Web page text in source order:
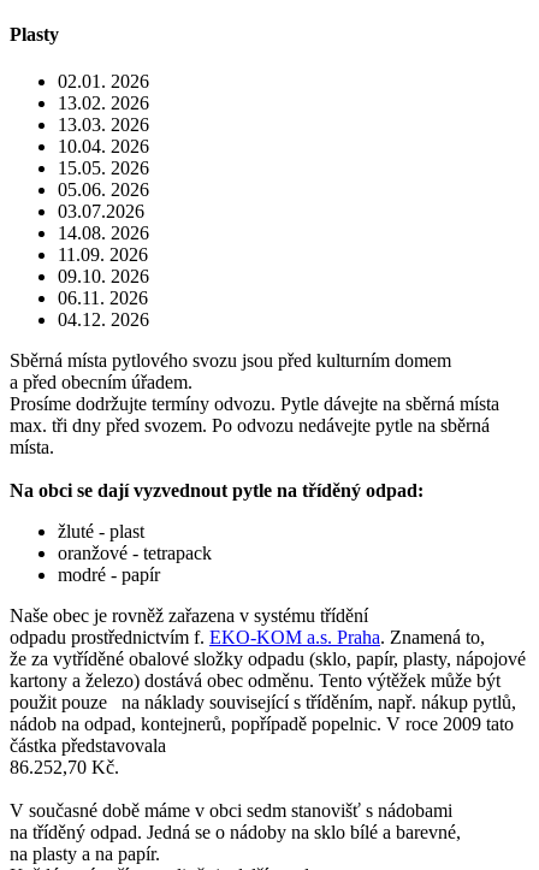
Plasty
02.01. 2026
13.02. 2026
13.03. 2026
10.04. 2026
15.05. 2026
05.06. 2026
03.07.2026
14.08. 2026
11.09. 2026
09.10. 2026
06.11. 2026
04.12. 2026
Sběrná místa pytlového svozu jsou před kulturním domem
a před obecním úřadem.
Prosíme dodržujte termíny odvozu. Pytle dávejte na sběrná místa
max. tři dny před svozem. Po odvozu nedávejte pytle na sběrná
místa.
Na obci se dají vyzvednout pytle na tříděný odpad:
žluté - plast
oranžové - tetrapack
modré - papír
Naše obec je rovněž zařazena v systému třídění
odpadu prostřednictvím f. EKO-KOM a.s. Praha. Znamená to,
že za vytříděné obalové složky odpadu (sklo, papír, plasty, nápojové
kartony a železo) dostává obec odměnu. Tento výtěžek může být
použit pouze na náklady související s tříděním, např. nákup pytlů,
nádob na odpad, kontejnerů, popřípadě popelnic. V roce 2009 tato
částka představovala
86.252,70 Kč.
V současné době máme v obci sedm stanovišť s nádobami
na tříděný odpad. Jedná se o nádoby na sklo bílé a barevné,
na plasty a na papír.